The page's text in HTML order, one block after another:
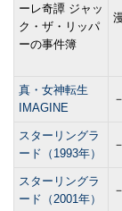
ーレ奇譚 ジャッ
ク・ザ・リッパ
ーの事件簿
真・女神転生
IMAGINE
－
スターリングラ
ード（1993年）
－
スターリングラ
ード（2001年）
－